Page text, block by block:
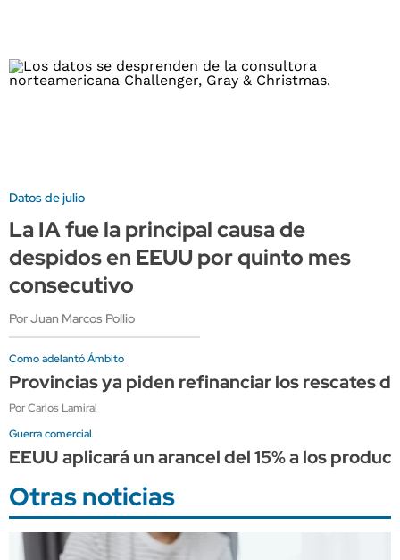
Datos de julio
La IA fue la principal causa de
despidos en EEUU por quinto mes
consecutivo
Por Juan Marcos Pollio
Como adelantó Ámbito
Provincias ya piden refinanciar los rescates
Por Carlos Lamiral
Guerra comercial
EEUU aplicará un arancel del 15% a los
Otras noticias